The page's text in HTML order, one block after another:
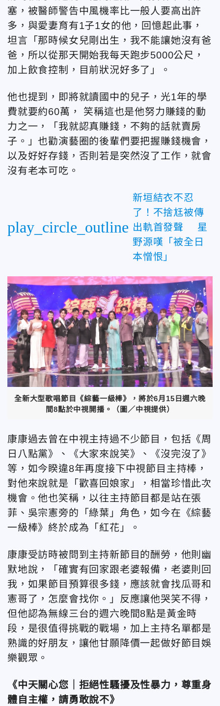
塞，被醫師警告中風機率比一般人要高出許
多，與愛妻育有1子1女的他，回憶起此事，
坦言「那時候女兒剛出生，我不能讓她沒有爸
爸，所以從那天開始我每天跑步5000公尺，
加上飲食控制，目前狀況好多了」。
他也提到，即將就讀國中的兒子，光1年的學
費就要約60萬， 笑稱這也是他努力賺錢的動
力之一，「我就認真賺錢，不夠的話就賣房
子。」也勸演藝圈的後輩們要把握賺錢機會，
以及好好存錢，否則若是突然沒了工作，就會
沒有老本可吃。
play_circle_outline
新垣結衣不忍
了！不捨尪被傳
出軌首發聲 星
野源嘆「被全日
本憎恨」
全新大型歌唱節目《綜藝一級棒》，將於6月15日週六晚
間8點於中視開播。（圖／中視提供）
康康過去曾在中視主持過不少節目，包括《周
日八點黨》、《大家來說笑》、《沒完沒了》
等，如今睽違8年再度接下中視節目主持棒，
對他來說就是「歡喜回娘家」，相當珍惜此次
機會。他也笑稱，以往主持節目都是站在張
菲、吳宗憲旁的「綠葉」角色，如今在《綜藝
一級棒》終於成為「紅花」。
康康受訪時被問到主持新節目的酬勞，他則幽
默地說，「確實有回家跟老婆報備，老婆則回
我，如果節目預算很多錢，應該就會找瓜哥和
憲哥了，怎麼會找你。」反應讓他哭笑不得，
但他認為無線三台的週六晚間8點是黃金時
段，是很值得挑戰的戰場，加上主持名單都是
熟識的好朋友，讓他甘願降價一起做好節目娛
樂觀眾。
《中天關心您｜拒絕性騷擾及性暴力，尊重身
體自主權，請勇敢說不》